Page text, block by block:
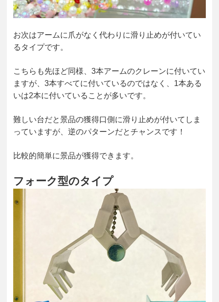
お次はアームに爪がなく代わりに滑り止めが付いてい
るタイプです。
こちらも先ほど同様、3本アームのクレーンに付いてい
ますが、3本すべてに付いているのではなく、1本ある
いは2本に付いていることが多いです。
難しい台だと景品の獲得口側に滑り止めが付いてしま
っていますが、逆のパターンだとチャンスです！
比較的簡単に景品が獲得できます。
フォーク型のタイプ